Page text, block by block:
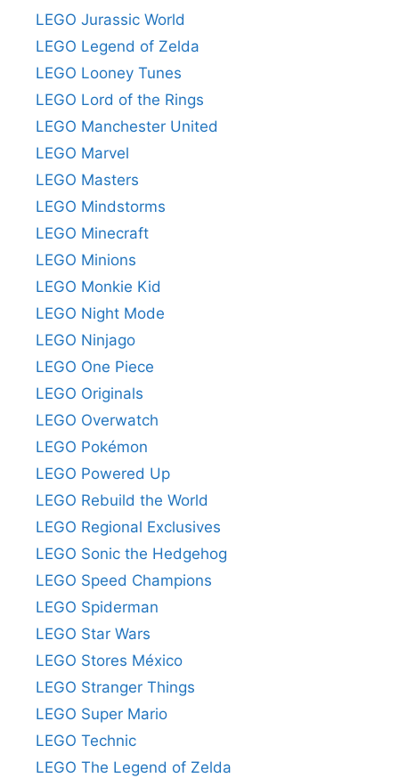
LEGO Jurassic World
LEGO Legend of Zelda
LEGO Looney Tunes
LEGO Lord of the Rings
LEGO Manchester United
LEGO Marvel
LEGO Masters
LEGO Mindstorms
LEGO Minecraft
LEGO Minions
LEGO Monkie Kid
LEGO Night Mode
LEGO Ninjago
LEGO One Piece
LEGO Originals
LEGO Overwatch
LEGO Pokémon
LEGO Powered Up
LEGO Rebuild the World
LEGO Regional Exclusives
LEGO Sonic the Hedgehog
LEGO Speed Champions
LEGO Spiderman
LEGO Star Wars
LEGO Stores México
LEGO Stranger Things
LEGO Super Mario
LEGO Technic
LEGO The Legend of Zelda